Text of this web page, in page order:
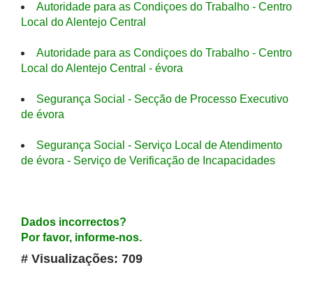
Autoridade para as Condiçoes do Trabalho - Centro
Local do Alentejo Central
Autoridade para as Condiçoes do Trabalho - Centro
Local do Alentejo Central - évora
Segurança Social - Secção de Processo Executivo
de évora
Segurança Social - Serviço Local de Atendimento
de évora - Serviço de Verificação de Incapacidades
Dados incorrectos?
Por favor, informe-nos.
# Visualizações: 709